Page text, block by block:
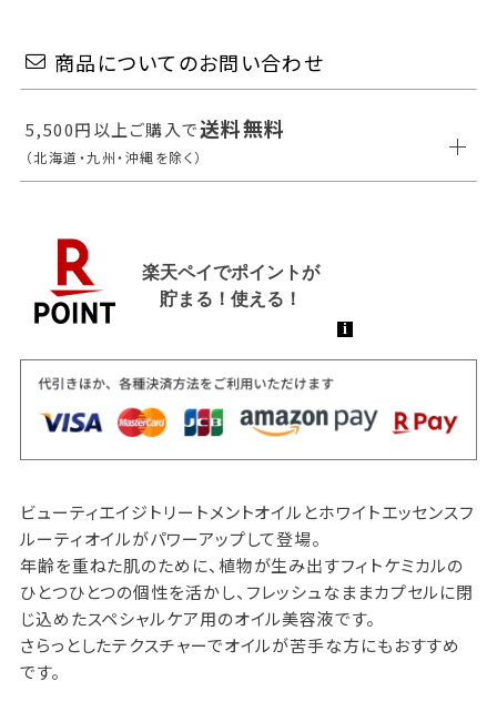
商品についてのお問い合わせ
5,500円以上ご購入で送料無料
（北海道・九州・沖縄を除く）
ビューティエイジトリートメントオイルとホワイトエッセンスフ
ルーティオイルがパワーアップして登場。
年齢を重ねた肌のために、植物が生み出すフィトケミカルの
ひとつひとつの個性を活かし、フレッシュなままカプセルに閉
じ込めたスペシャルケア用のオイル美容液です。
さらっとしたテクスチャーでオイルが苦手な方にもおすすめ
です。